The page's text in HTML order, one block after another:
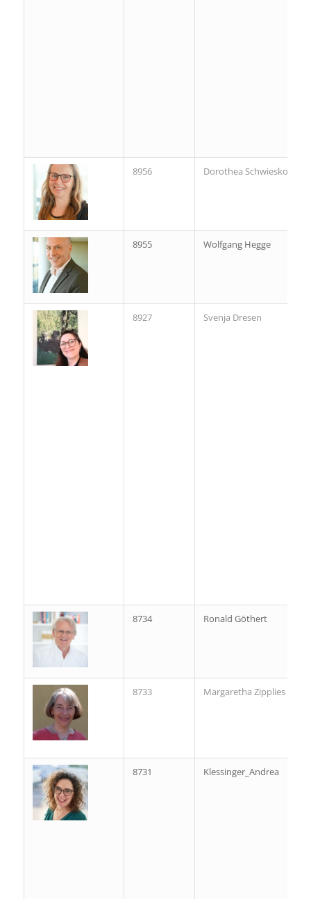
8956 Dorothea Schwieskott
8955 Wolfgang Hegge
8927 Svenja Dresen
8734 Ronald Göthert
8733 Margaretha Zipplies
8731 Klessinger_Andrea